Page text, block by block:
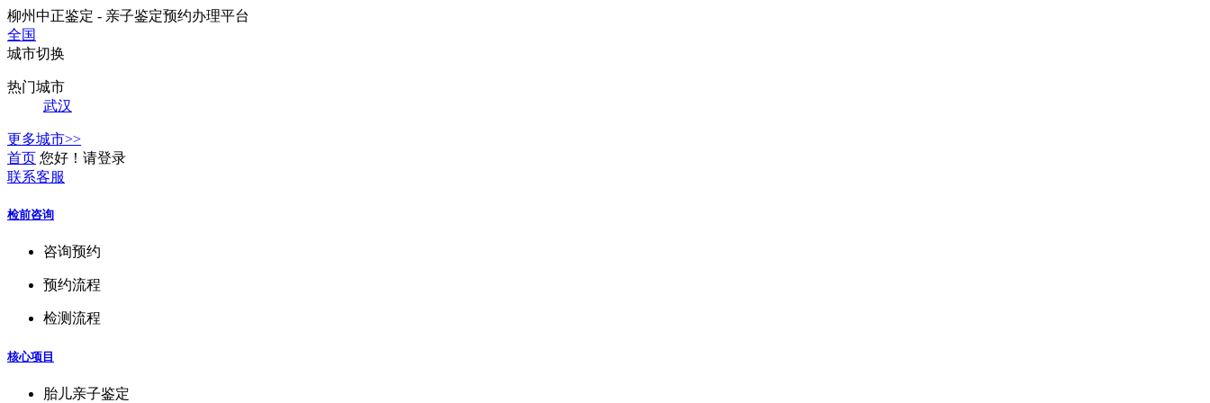
柳州中正鉴定 - 亲子鉴定预约办理平台
全国
城市切换
热门城市
武汉
更多城市>>
首页 您好！请登录
联系客服
检前咨询
咨询预约
预约流程
检测流程
核心项目
胎儿亲子鉴定